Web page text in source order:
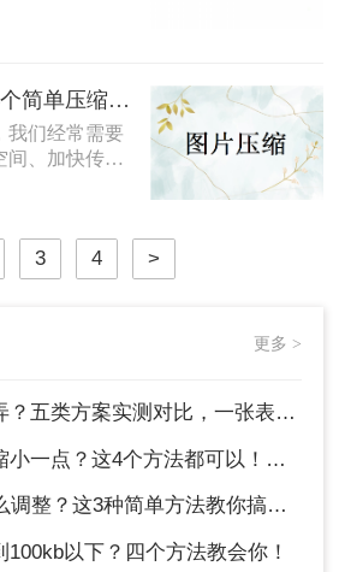
度、适应特
省存储空
将介绍三种
法。
图片怎么压缩？这4个简单压缩方法用起来！
我们经常需要
间、加快传输
求。那么图
绍四种图片
地进行图片压
3 4 >
更多 >
类方案实测对比，一张表看懂怎么选！
点？这4个方法都可以！赶紧试试！
整？这3种简单方法教你搞定！
以下？四个方法教会你！